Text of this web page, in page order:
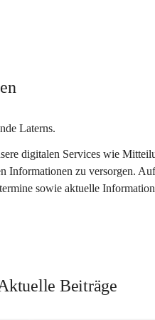
Laterns.
digitalen Services wie
Informationen zu versorgen.
sowie aktuelle
Beiträge